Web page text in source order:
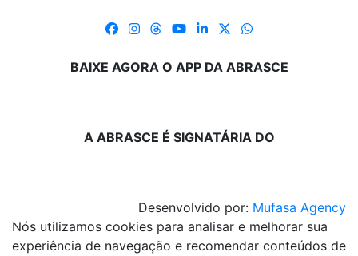
BAIXE AGORA O APP DA ABRASCE
A ABRASCE É SIGNATÁRIA DO
Desenvolvido por: Mufasa Agency
Nós utilizamos cookies para analisar e melhorar sua
experiência de navegação e recomendar conteúdos de